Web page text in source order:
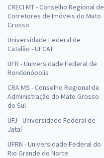
CRECI MT - Conselho Regional de
Corretores de Imóveis do Mato
Grosso
Universidade Federal de
Catalão - UFCAT
UFR - Universidade Federal de
Rondonópolis
CRA MS - Conselho Regional de
Administração do Mato Grosso
do Sul
UFJ - Universidade Federal de
Jataí
UFRN - Universidade Federal do
Rio Grande do Norte